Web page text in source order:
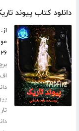
دانلود کتاب پیوند
۲۶ صفحه
اف